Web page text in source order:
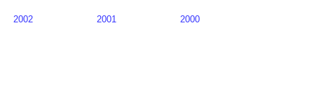
2002 2001 2000